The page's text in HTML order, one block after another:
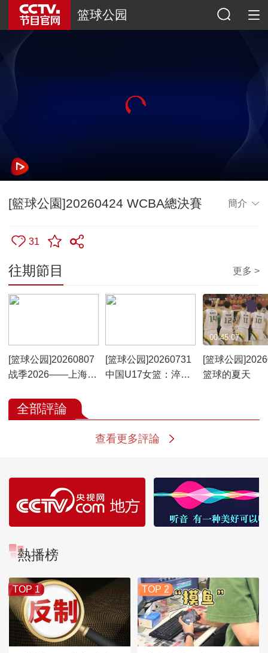
篮球公园
[籃球公園]20260424 WCBA總決賽 簡介
31
往期節目 更多 >
[篮球公园]20260807
战季2026——上海队
[篮球公园]20260731
中国U17女篮：淬炼
[篮球公园
篮球的夏天
00:45:07
全部評論
查看更多評論
熱播榜
TOP 1 TOP 2